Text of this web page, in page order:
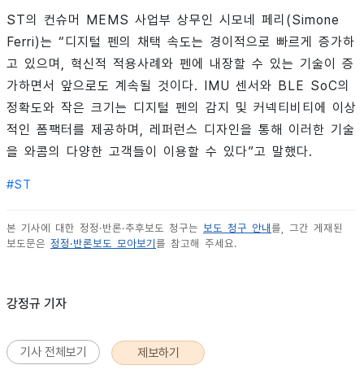
ST의 컨슈머 MEMS 사업부 상무인 시모네 페리(Simone
Ferri)는 “디지털 펜의 채택 속도는 경이적으로 빠르게 증가하
고 있으며, 혁신적 적용사례와 펜에 내장할 수 있는 기술이 증
가하면서 앞으로도 계속될 것이다. IMU 센서와 BLE SoC의
정확도와 작은 크기는 디지털 펜의 감지 및 커넥티비티에 이상
적인 폼팩터를 제공하며, 레퍼런스 디자인을 통해 이러한 기술
을 와콤의 다양한 고객들이 이용할 수 있다”고 말했다.
#ST
본 기사에 대한 정정·반론·추후보도 청구는 보도 청구 안내를, 그간 게재된
보도문은 정정·반론보도 모아보기를 참고해 주세요.
강정규 기자
기사 전체보기 제보하기